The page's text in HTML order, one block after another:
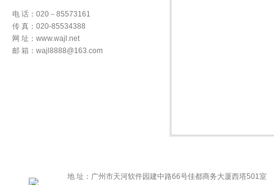
电 话：020－85573161
传 真：020-85534388
网 址：www.wajl.net
邮 箱：wajl8888@163.com
地 址：广州市天河软件园建中路66号佳都商务大厦西塔501室